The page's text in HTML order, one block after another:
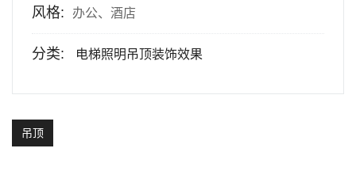
风格: 办公、酒店
分类: 电梯照明吊顶装饰效果
吊顶